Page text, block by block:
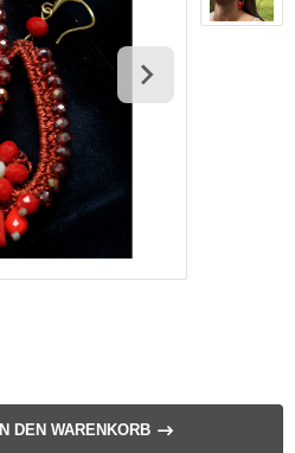
IN DEN WARENKORB